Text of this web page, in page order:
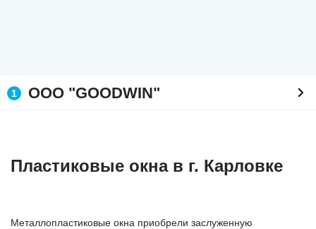
1 ООО "GOODWIN"
Пластиковые окна в г. Карловке
Металлопластиковые окна приобрели заслуженную